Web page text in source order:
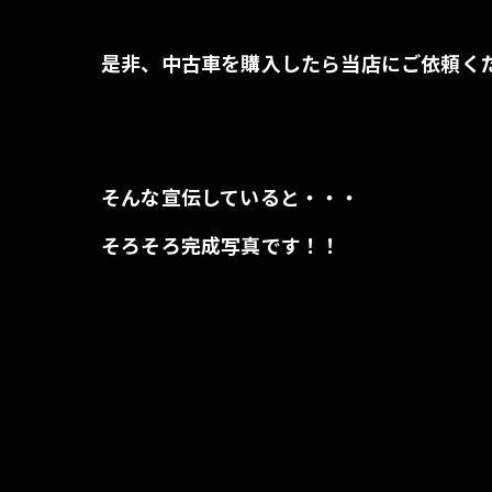
是非、中古車を購入したら当店にご依頼く
そんな宣伝していると・・・
そろそろ完成写真です！！